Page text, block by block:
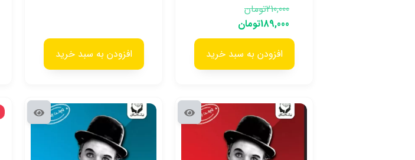
210,000تومان
189,000تومان
افزودن به سبد خرید افزودن به سبد خرید